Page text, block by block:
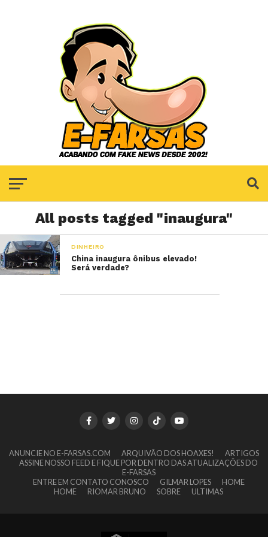
All posts tagged "inaugura"
DINHEIRO
China inaugura ônibus elevado!
Será verdade?
ANUNCIE NO E-FARSAS.COM ARQUIVÃO DOS HOAXES!
ARTIGOS
ASSINE NOSSO FEED E FIQUE POR DENTRO DAS ATUALIZAÇÕES DO
E-FARSAS
ENTRE EM CONTATO CONOSCO
GILMAR LOPES
HOME
HOME
RIOMAR BRUNO SOBRE ULTIMAS